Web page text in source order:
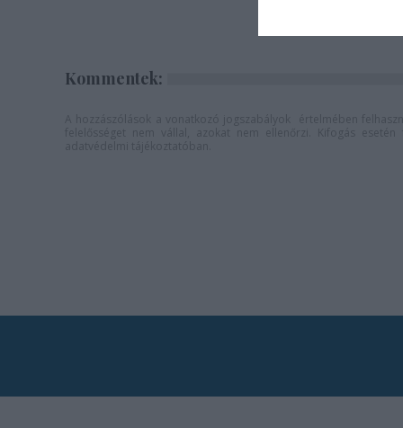
Kommentek: